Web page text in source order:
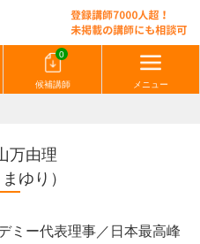
0
候補講師 メニュー
万由理
ゆり）
ミー代表理事／日本最高峰